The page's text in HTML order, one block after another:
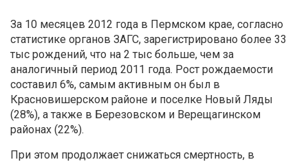
За 10 месяцев 2012 года в Пермском крае, согласно
статистике органов ЗАГС, зарегистрировано более 33
тыс рождений, что на 2 тыс больше, чем за
аналогичный период 2011 года. Рост рождаемости
составил 6%, самым активным он был в
Красновишерском районе и поселке Новый Ляды
(28%), а также в Березовском и Верещагинском
районах (22%).
При этом продолжает снижаться смертность, в